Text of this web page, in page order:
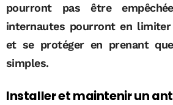
pourront pas être
internautes pourront en limiter
et se protéger en prenant
simples.
Installer et maintenir un